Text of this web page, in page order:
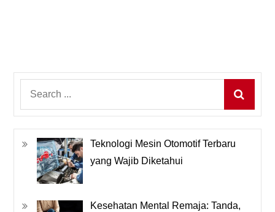
Teknologi Mesin Otomotif Terbaru
yang Wajib Diketahui
Kesehatan Mental Remaja: Tanda,